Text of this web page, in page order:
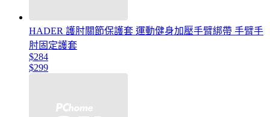
HADER 護肘關節保護套 運動健身加壓手臂綁帶 手臂手
肘固定護套
$284
$299